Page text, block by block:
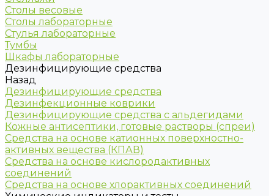
Столы весовые
Столы лабораторные
Стулья лабораторные
Тумбы
Шкафы лабораторные
Дезинфицирующие средства
Назад
Дезинфицирующие средства
Дезинфекционные коврики
Дезинфицирующие средства с альдегидами
Кожные антисептики, готовые растворы (спреи)
Средства на основе катионных поверхностно-
активных вещества (КПАВ)
Средства на основе кислородактивных
соединений
Средства на основе хлорактивных соединений